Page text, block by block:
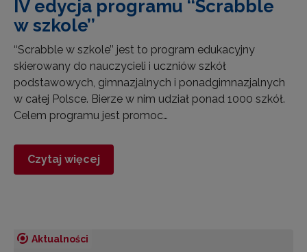
IV edycja programu ‘‘Scrabble
w szkole’’
‘‘Scrabble w szkole’’ jest to program edukacyjny
skierowany do nauczycieli i uczniów szkół
podstawowych, gimnazjalnych i ponadgimnazjalnych
w całej Polsce. Bierze w nim udział ponad 1000 szkół.
Celem programu jest promoc…
Czytaj więcej
Aktualności